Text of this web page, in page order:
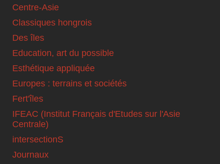
Centre-Asie
Classiques hongrois
Des îles
Education, art du possible
Esthétique appliquée
Europes : terrains et sociétés
Fert'îles
IFEAC (Institut Français d'Etudes sur l'Asie
Centrale)
intersectionS
Journaux